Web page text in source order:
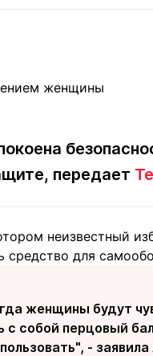
Спецпроекты
передает
неизвестный
для
женщины будут
собой перцовый
-